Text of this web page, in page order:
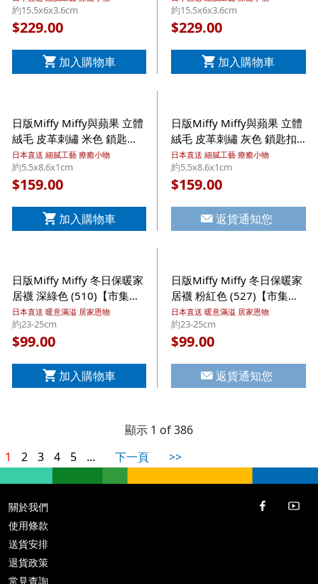
日本市集】
約15.5x6x3.6cm
$229.00
加入購物車
本市集】
約15.5x6x3.6cm
$229.00
加入購物車
日版Miffy Miffy與蘋果 立體
絨毛 皮革刺繡 米色 鎖匙扣
掛飾【市集世界 - 日本市
集】
日本直送 細膩工藝 療癒小物
約5.5x8.6x1cm
$159.00
加入購物車
日版Miffy Miffy與蘋果 立體
絨毛 皮革刺繡 灰色 鎖匙扣
掛飾 (026)【市集世界 - 日本
市集】
日本直送 細膩工藝 療癒小物
約5.5x8.6x1cm
$159.00
返貨通知您
日版Miffy Miffy 冬日保暖家
居襪 深綠色 (510)【市集世
界 - 日本市集】
日本直送 暖意滿溢 居家恩物
約23-25cm
$99.00
加入購物車
日版Miffy Miffy 冬日保暖家
居襪 粉紅色 (527)【市集世
界 - 日本市集】
日本直送 暖意滿溢 居家恩物
約23-25cm
$99.00
返貨通知您
顯示 1 of 386
1
2 3 4 5 ... 下一頁 >>
關於我們
使用條款
送貨安排
退貨政策
常見查詢